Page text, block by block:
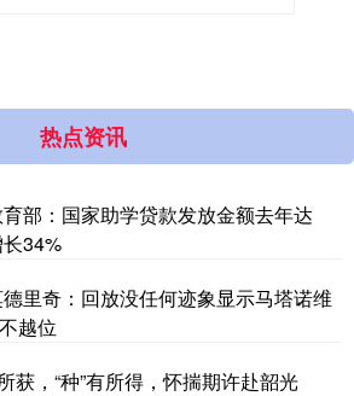
热点资讯
部：国家助学贷款发放金额去年达
34%
里奇：回放没任何迹象显示马塔诺维
越位
获，“种”有所得，怀揣期许赴韶光